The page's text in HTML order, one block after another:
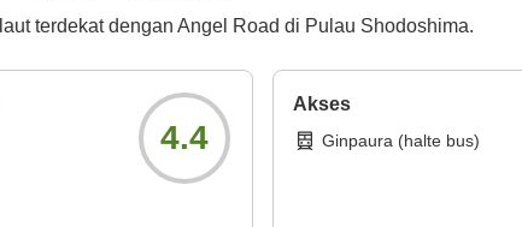
terdekat dengan Angel Road di Pulau Shodoshima.
4.4
Akses
Ginpaura (halte bus)